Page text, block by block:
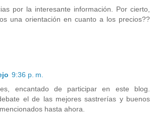
por la interesante información. Por cierto,
una orientación en cuanto a los precios??
9:36 p. m.
encantado de participar en este blog.
el de las mejores sastrerías y buenos
hasta ahora.